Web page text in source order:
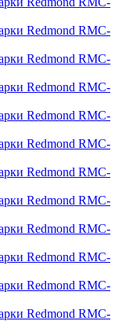
Redmond RMC-
Redmond RMC-
Redmond RMC-
Redmond RMC-
Redmond RMC-
Redmond RMC-
Redmond RMC-
Redmond RMC-
Redmond RMC-
Redmond RMC-
Redmond RMC-